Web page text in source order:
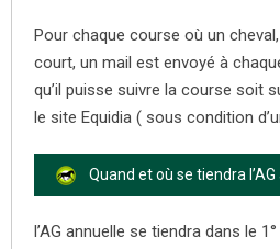
Pour chaque course où un
court, un mail est envoyé à
qu’il puisse suivre la course soit
le site Equidia ( sous condition
Quand et où se tiendra
l’AG annuelle se tiendra dans le